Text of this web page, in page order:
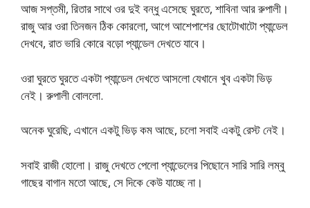
আজ সপ্তমী, রিতার সাথে ওর দুই বন্ধু এসেছে ঘুরতে, শাবিনা আর রুপালী।
রাজু আর ওরা তিনজন ঠিক কোরলো, আগে আশেপাশের ছোটোখাটো প্যান্ডেল
দেখবে, রাত ভারি কোরে বড়ো প্যান্ডেল দেখতে যাবে।
ওরা ঘুরতে ঘুরতে একটা প্যান্ডেল দেখতে আসলো যেখানে খুব একটা ভিড়
নেই। রুপালী বোললো.
অনেক ঘুরেছি, এখানে একটু ভিড় কম আছে, চলো সবাই একটু রেস্ট নেই।
সবাই রাজী হোলো। রাজু দেখতে পেলো প্যান্ডেলের পিছোনে সারি সারি লম্বু
গাছের বাগান মতো আছে, সে দিকে কেউ যাচ্ছে না।